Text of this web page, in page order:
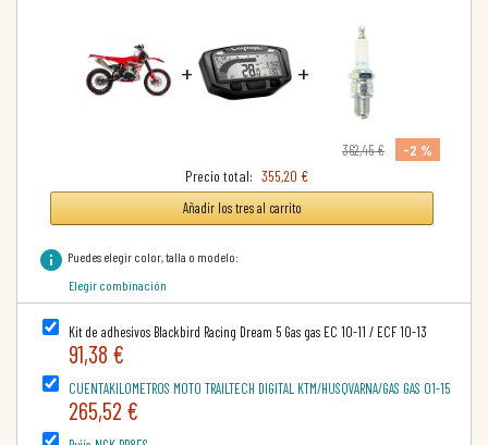
+ +
362,45 €
-2 %
Precio total: 355,20 €
Añadir los tres al carrito
info Puedes elegir color, talla o modelo:
Elegir combinación
Kit de adhesivos Blackbird Racing Dream 5 Gas gas EC 10-11 / ECF 10-13
91,38 €
CUENTAKILOMETROS MOTO TRAILTECH DIGITAL KTM/HUSQVARNA/GAS GAS 01-15
265,52 €